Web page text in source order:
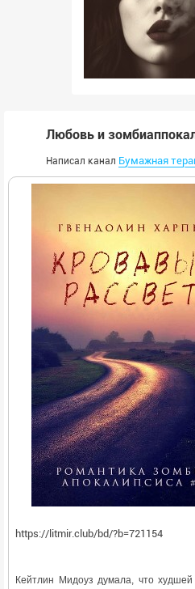
Любовь и
Написал канал Бумажная
https://litmir.club/bd/?b=721154
Кейтлин Мидоуз думала, что